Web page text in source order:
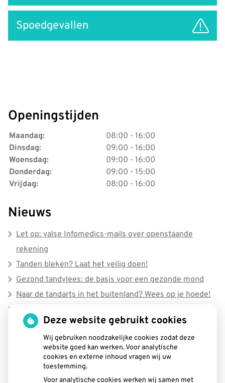
Spoedgevallen
Openingstijden
Maandag:
08:00 - 16:00
Dinsdag:
09:00 - 16:00
Woensdag:
09:00 - 16:00
Donderdag:
09:00 - 15:00
Vrijdag:
08:00 - 16:00
Nieuws
Let op: valse Infomedics-mails over openstaande
rekening
Tanden bleken? Laat het veilig doen!
Gezond tandvlees: de basis voor een gezonde mond
Naar de tandarts in het buitenland? Wees op je hoede!
aftrekbaar zijn
Hoe gezond is je mond?
Deze website gebruikt cookies
Wij gebruiken noodzakelijke cookies zodat deze
website goed kan werken. Voor analytische
cookies en externe inhoud vragen wij uw
toestemming.
Voor analytische cookies werken wij samen met